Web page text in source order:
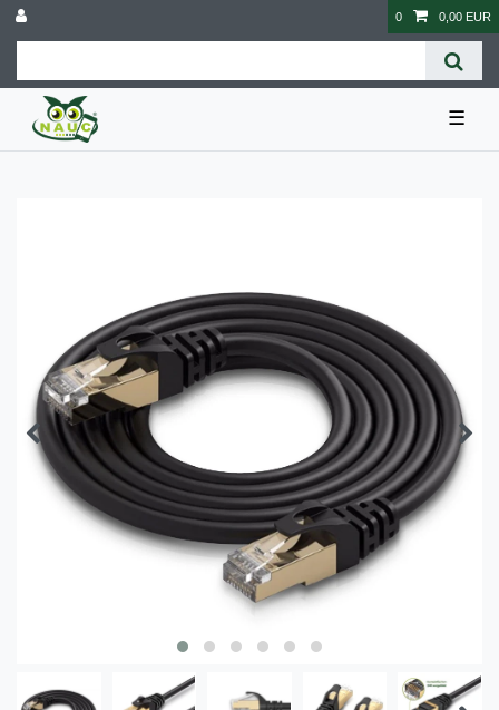
0 0,00 EUR
☰